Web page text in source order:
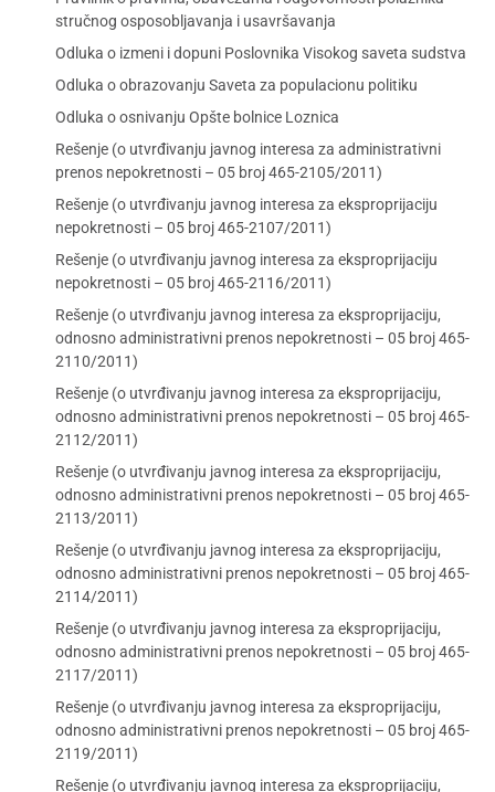
stručnog osposobljavanja i usavršavanja
Odluka o izmeni i dopuni Poslovnika Visokog saveta sudstva
Odluka o obrazovanju Saveta za populacionu politiku
Odluka o osnivanju Opšte bolnice Loznica
Rešenje (o utvrđivanju javnog interesa za administrativni
prenos nepokretnosti – 05 broj 465-2105/2011)
Rešenje (o utvrđivanju javnog interesa za eksproprijaciju
nepokretnosti – 05 broj 465-2107/2011)
Rešenje (o utvrđivanju javnog interesa za eksproprijaciju
nepokretnosti – 05 broj 465-2116/2011)
Rešenje (o utvrđivanju javnog interesa za eksproprijaciju,
odnosno administrativni prenos nepokretnosti – 05 broj 465-
2110/2011)
Rešenje (o utvrđivanju javnog interesa za eksproprijaciju,
odnosno administrativni prenos nepokretnosti – 05 broj 465-
2112/2011)
Rešenje (o utvrđivanju javnog interesa za eksproprijaciju,
odnosno administrativni prenos nepokretnosti – 05 broj 465-
2113/2011)
Rešenje (o utvrđivanju javnog interesa za eksproprijaciju,
odnosno administrativni prenos nepokretnosti – 05 broj 465-
2114/2011)
Rešenje (o utvrđivanju javnog interesa za eksproprijaciju,
odnosno administrativni prenos nepokretnosti – 05 broj 465-
2117/2011)
Rešenje (o utvrđivanju javnog interesa za eksproprijaciju,
odnosno administrativni prenos nepokretnosti – 05 broj 465-
2119/2011)
Rešenje (o utvrđivanju javnog interesa za eksproprijaciju,